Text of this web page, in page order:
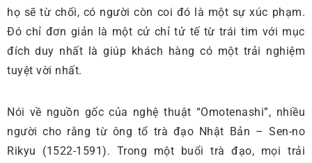
họ sẽ từ chối, có người còn coi đó là một sự xúc phạm.
Đó chỉ đơn giản là một cử chỉ tử tế từ trái tim với mục
đích duy nhất là giúp khách hàng có một trải nghiệm
tuyệt vời nhất.
Nói về nguồn gốc của nghệ thuật “Omotenashi”, nhiều
người cho rằng từ ông tổ trà đạo Nhật Bản – Sen-no
Rikyu (1522-1591). Trong một buổi trà đạo, mọi trải